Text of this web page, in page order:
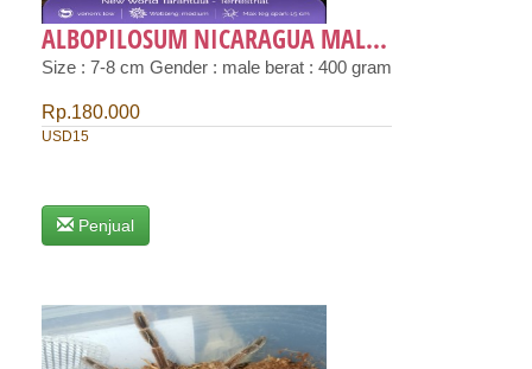
ALBOPILOSUM NICARAGUA MAL...
Size : 7-8 cm Gender : male berat : 400 gram
Rp.180.000
USD15
Penjual